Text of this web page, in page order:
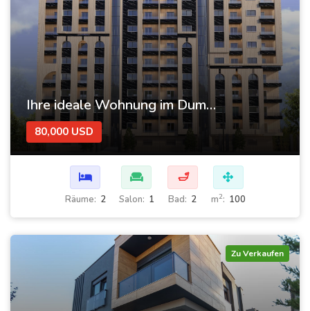
Ihre ideale Wohnung im Dummar-Projekt – Al-Jazeera 26 | Luxus und Komfort im Herzen von Damaskus
80,000 USD
Räume: 2 Salon: 1
🛁
Bad: 2 m2: 100
Zu Verkaufen